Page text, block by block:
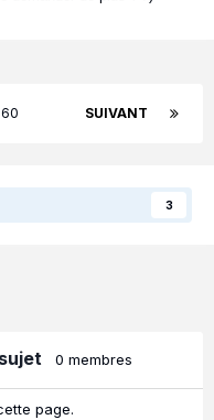
SUIVANT
3
0 membres
page.